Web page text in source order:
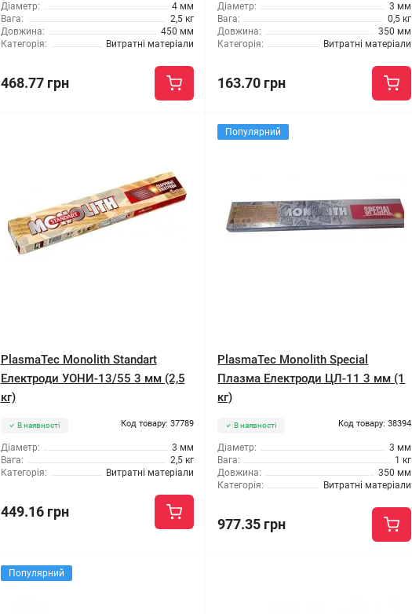
Діаметр:
4 мм
Вага:
2,5 кг
Довжина:
450 мм
Категорія:
Витратні матеріали
468.77 грн
Діаметр:
3 мм
Вага:
0,5 кг
Довжина:
350 мм
Категорія:
Витратні матеріали
163.70 грн
PlasmaTec Monolith Standart
Електроди УОНИ-13/55 3 мм (2,5
кг)
В наявності Код товару: 37789
Діаметр:
3 мм
Вага:
2,5 кг
Категорія:
Витратні матеріали
449.16 грн
Популярний
PlasmaTec Monolith Special
Плазма Електроди ЦЛ-11 3 мм (1
кг)
В наявності Код товару: 38394
Діаметр:
3 мм
Вага:
1 кг
Довжина:
350 мм
Категорія:
Витратні матеріали
977.35 грн
Популярний